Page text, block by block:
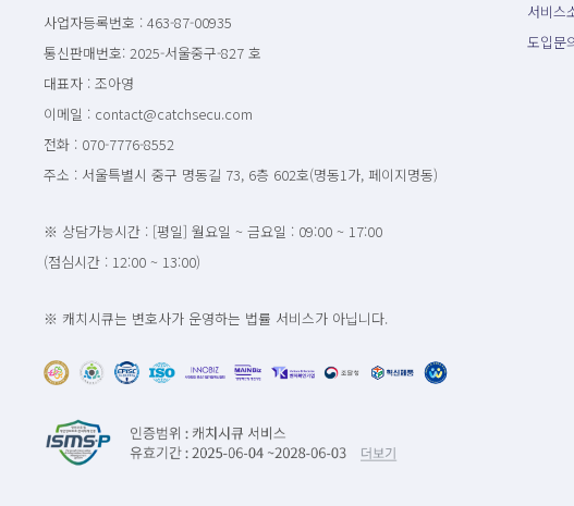
사업자등록번호 : 463-87-00935
통신판매번호: 2025-서울중구-827 호
대표자 : 조아영
이메일 : contact@catchsecu.com
전화 : 070-7776-8552
주소 : 서울특별시 중구 명동길 73, 6층 602호(명동1가, 페이지명동)
※ 상담가능시간 : [평일] 월요일 ~ 금요일 : 09:00 ~ 17:00
(점심시간 : 12:00 ~ 13:00)
※ 캐치시큐는 변호사가 운영하는 법률 서비스가 아닙니다.
서비스
도입문